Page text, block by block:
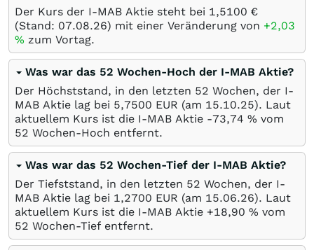
Der Kurs der I-MAB Aktie steht bei 1,5100 €
(Stand: 07.08.26) mit einer Veränderung von +2,03
% zum Vortag.
Was war das 52 Wochen-Hoch der I-MAB Aktie?
Der Höchststand, in den letzten 52 Wochen, der I-
MAB Aktie lag bei 5,7500 EUR (am 15.10.25). Laut
aktuellem Kurs ist die I-MAB Aktie -73,74 % vom
52 Wochen-Hoch entfernt.
Was war das 52 Wochen-Tief der I-MAB Aktie?
Der Tiefststand, in den letzten 52 Wochen, der I-
MAB Aktie lag bei 1,2700 EUR (am 15.06.26). Laut
aktuellem Kurs ist die I-MAB Aktie +18,90 % vom
52 Wochen-Tief entfernt.